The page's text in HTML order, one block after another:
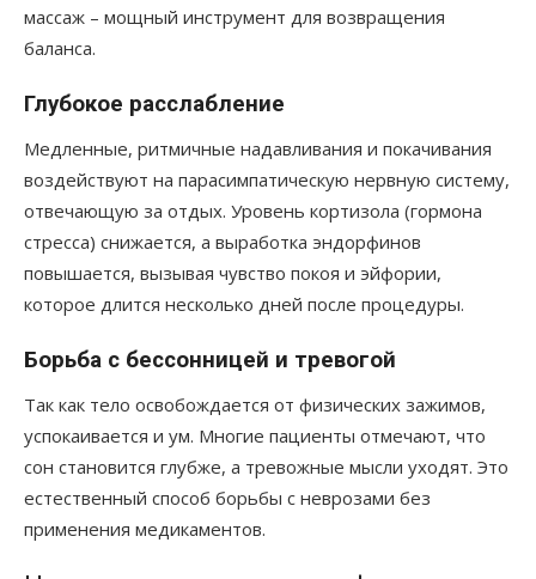
массаж – мощный инструмент для возвращения
баланса.
Глубокое расслабление
Медленные, ритмичные надавливания и покачивания
воздействуют на парасимпатическую нервную систему,
отвечающую за отдых. Уровень кортизола (гормона
стресса) снижается, а выработка эндорфинов
повышается, вызывая чувство покоя и эйфории,
которое длится несколько дней после процедуры.
Борьба с бессонницей и тревогой
Так как тело освобождается от физических зажимов,
успокаивается и ум. Многие пациенты отмечают, что
сон становится глубже, а тревожные мысли уходят. Это
естественный способ борьбы с неврозами без
применения медикаментов.